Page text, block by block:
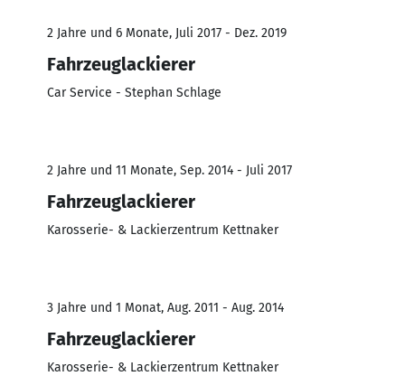
2 Jahre und 6 Monate, Juli 2017 - Dez. 2019
Fahrzeuglackierer
Car Service - Stephan Schlage
2 Jahre und 11 Monate, Sep. 2014 - Juli 2017
Fahrzeuglackierer
Karosserie- & Lackierzentrum Kettnaker
3 Jahre und 1 Monat, Aug. 2011 - Aug. 2014
Fahrzeuglackierer
Karosserie- & Lackierzentrum Kettnaker